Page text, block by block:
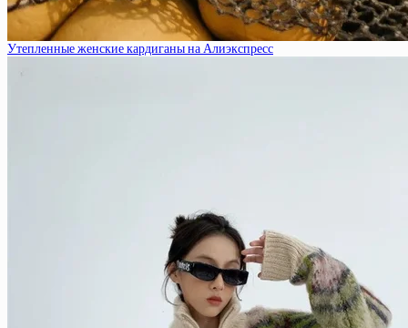
Утепленные женские кардиганы на Алиэкспресс